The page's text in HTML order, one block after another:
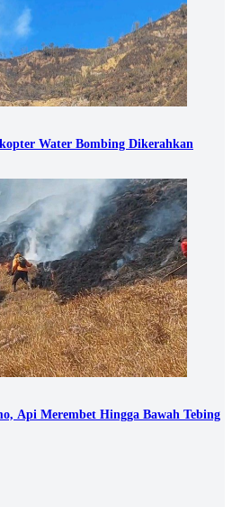
Water Bombing Dikerahkan
Api Merembet Hingga Bawah Tebing